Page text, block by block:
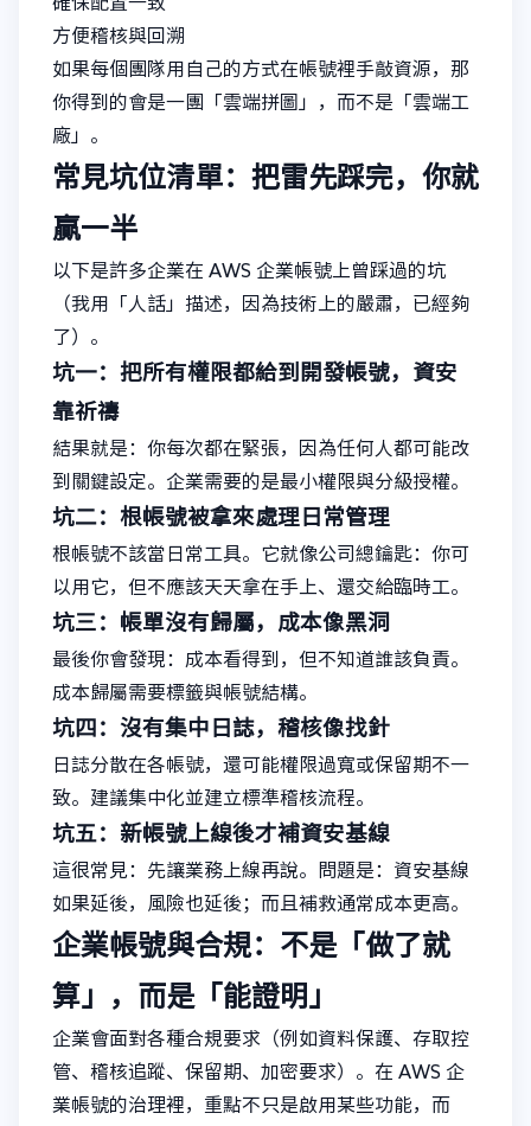
方便稽核與回溯
如果每個團隊用自己的方式在帳號裡手敲資源，那
你得到的會是一團「雲端拼圖」，而不是「雲端工
廠」。
常見坑位清單：把雷先踩完，你就
贏一半
以下是許多企業在 AWS 企業帳號上曾踩過的坑
（我用「人話」描述，因為技術上的嚴肅，已經夠
了）。
坑一：把所有權限都給到開發帳號，資安
靠祈禱
結果就是：你每次都在緊張，因為任何人都可能改
到關鍵設定。企業需要的是最小權限與分級授權。
坑二：根帳號被拿來處理日常管理
根帳號不該當日常工具。它就像公司總鑰匙：你可
以用它，但不應該天天拿在手上、還交給臨時工。
坑三：帳單沒有歸屬，成本像黑洞
最後你會發現：成本看得到，但不知道誰該負責。
成本歸屬需要標籤與帳號結構。
坑四：沒有集中日誌，稽核像找針
日誌分散在各帳號，還可能權限過寬或保留期不一
致。建議集中化並建立標準稽核流程。
坑五：新帳號上線後才補資安基線
這很常見：先讓業務上線再說。問題是：資安基線
如果延後，風險也延後；而且補救通常成本更高。
企業帳號與合規：不是「做了就
算」，而是「能證明」
企業會面對各種合規要求（例如資料保護、存取控
管、稽核追蹤、保留期、加密要求）。在 AWS 企
業帳號的治理裡，重點不只是啟用某些功能，而